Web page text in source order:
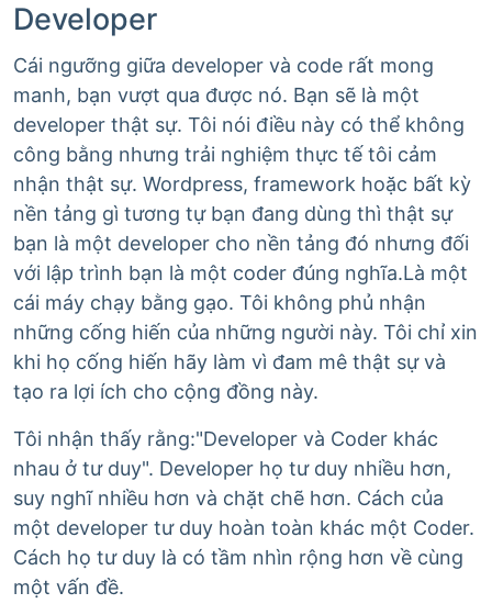
Developer
Cái ngưỡng giữa developer và code rất mong
manh, bạn vượt qua được nó. Bạn sẽ là một
developer thật sự. Tôi nói điều này có thể không
công bằng nhưng trải nghiệm thực tế tôi cảm
nhận thật sự. Wordpress, framework hoặc bất kỳ
nền tảng gì tương tự bạn đang dùng thì thật sự
bạn là một developer cho nền tảng đó nhưng đối
với lập trình bạn là một coder đúng nghĩa.Là một
cái máy chạy bằng gạo. Tôi không phủ nhận
những cống hiến của những người này. Tôi chỉ xin
khi họ cống hiến hãy làm vì đam mê thật sự và
tạo ra lợi ích cho cộng đồng này.
Tôi nhận thấy rằng:"Developer và Coder khác
nhau ở tư duy". Developer họ tư duy nhiều hơn,
suy nghĩ nhiều hơn và chặt chẽ hơn. Cách của
một developer tư duy hoàn toàn khác một Coder.
Cách họ tư duy là có tầm nhìn rộng hơn về cùng
một vấn đề.